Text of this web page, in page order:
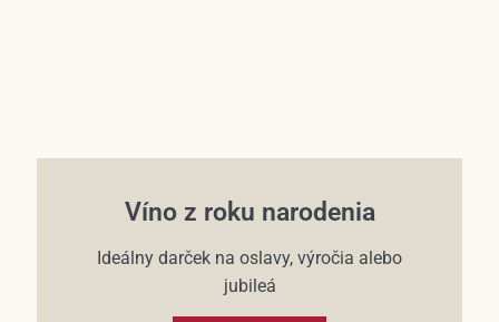
Víno z roku narodenia
Ideálny darček na oslavy, výročia alebo
jubileá